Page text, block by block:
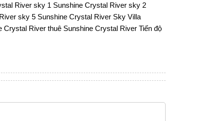
River sky 1 Sunshine Crystal River sky 2
sky 5 Sunshine Crystal River Sky Villa
Crystal River thuê Sunshine Crystal River Tiến độ